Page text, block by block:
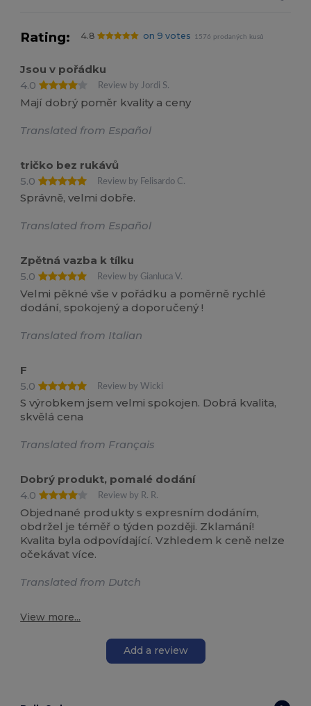
Rating: 4.8 on 9 votes 1576 prodaných kusů
Jsou v pořádku
4.0
Review by Jordi S.
Mají dobrý poměr kvality a ceny
Translated from Español
tričko bez rukávů
5.0
Review by Felisardo C.
Správně, velmi dobře.
Translated from Español
Zpětná vazba k tílku
5.0
Review by Gianluca V.
Velmi pěkné vše v pořádku a poměrně rychlé
dodání, spokojený a doporučený !
Translated from Italian
F
5.0
Review by Wicki
S výrobkem jsem velmi spokojen. Dobrá kvalita,
skvělá cena
Translated from Français
Dobrý produkt, pomalé dodání
4.0
Review by R. R.
Objednané produkty s expresním dodáním,
obdržel je téměř o týden později. Zklamání!
Kvalita byla odpovídající. Vzhledem k ceně nelze
očekávat více.
Translated from Dutch
View more...
Add a review